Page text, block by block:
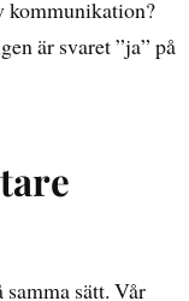
kommunikation?
är svaret ”ja” på
sätt. Vår